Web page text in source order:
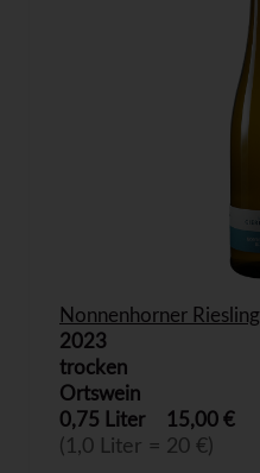
Nonnenhorner Riesling
2023
trocken
Ortswein
0,75 Liter
15,00 €
(1,0 Liter = 20 €)